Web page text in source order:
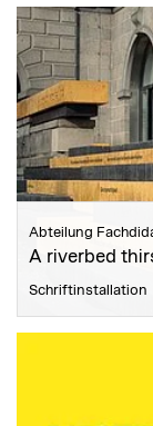
Abteilung
A riverbed
Schriftinstallation